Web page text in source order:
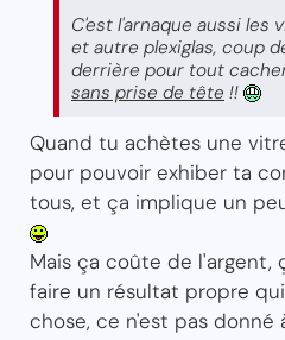
C'est l'arnaque aussi les
et autre plexiglas, coup
derrière pour tout
sans prise de tête !!
Quand tu achètes une
pour pouvoir exhiber ta
tous, et ça implique un
Mais ça coûte de l'argent,
faire un résultat propre
chose, ce n'est pas donné